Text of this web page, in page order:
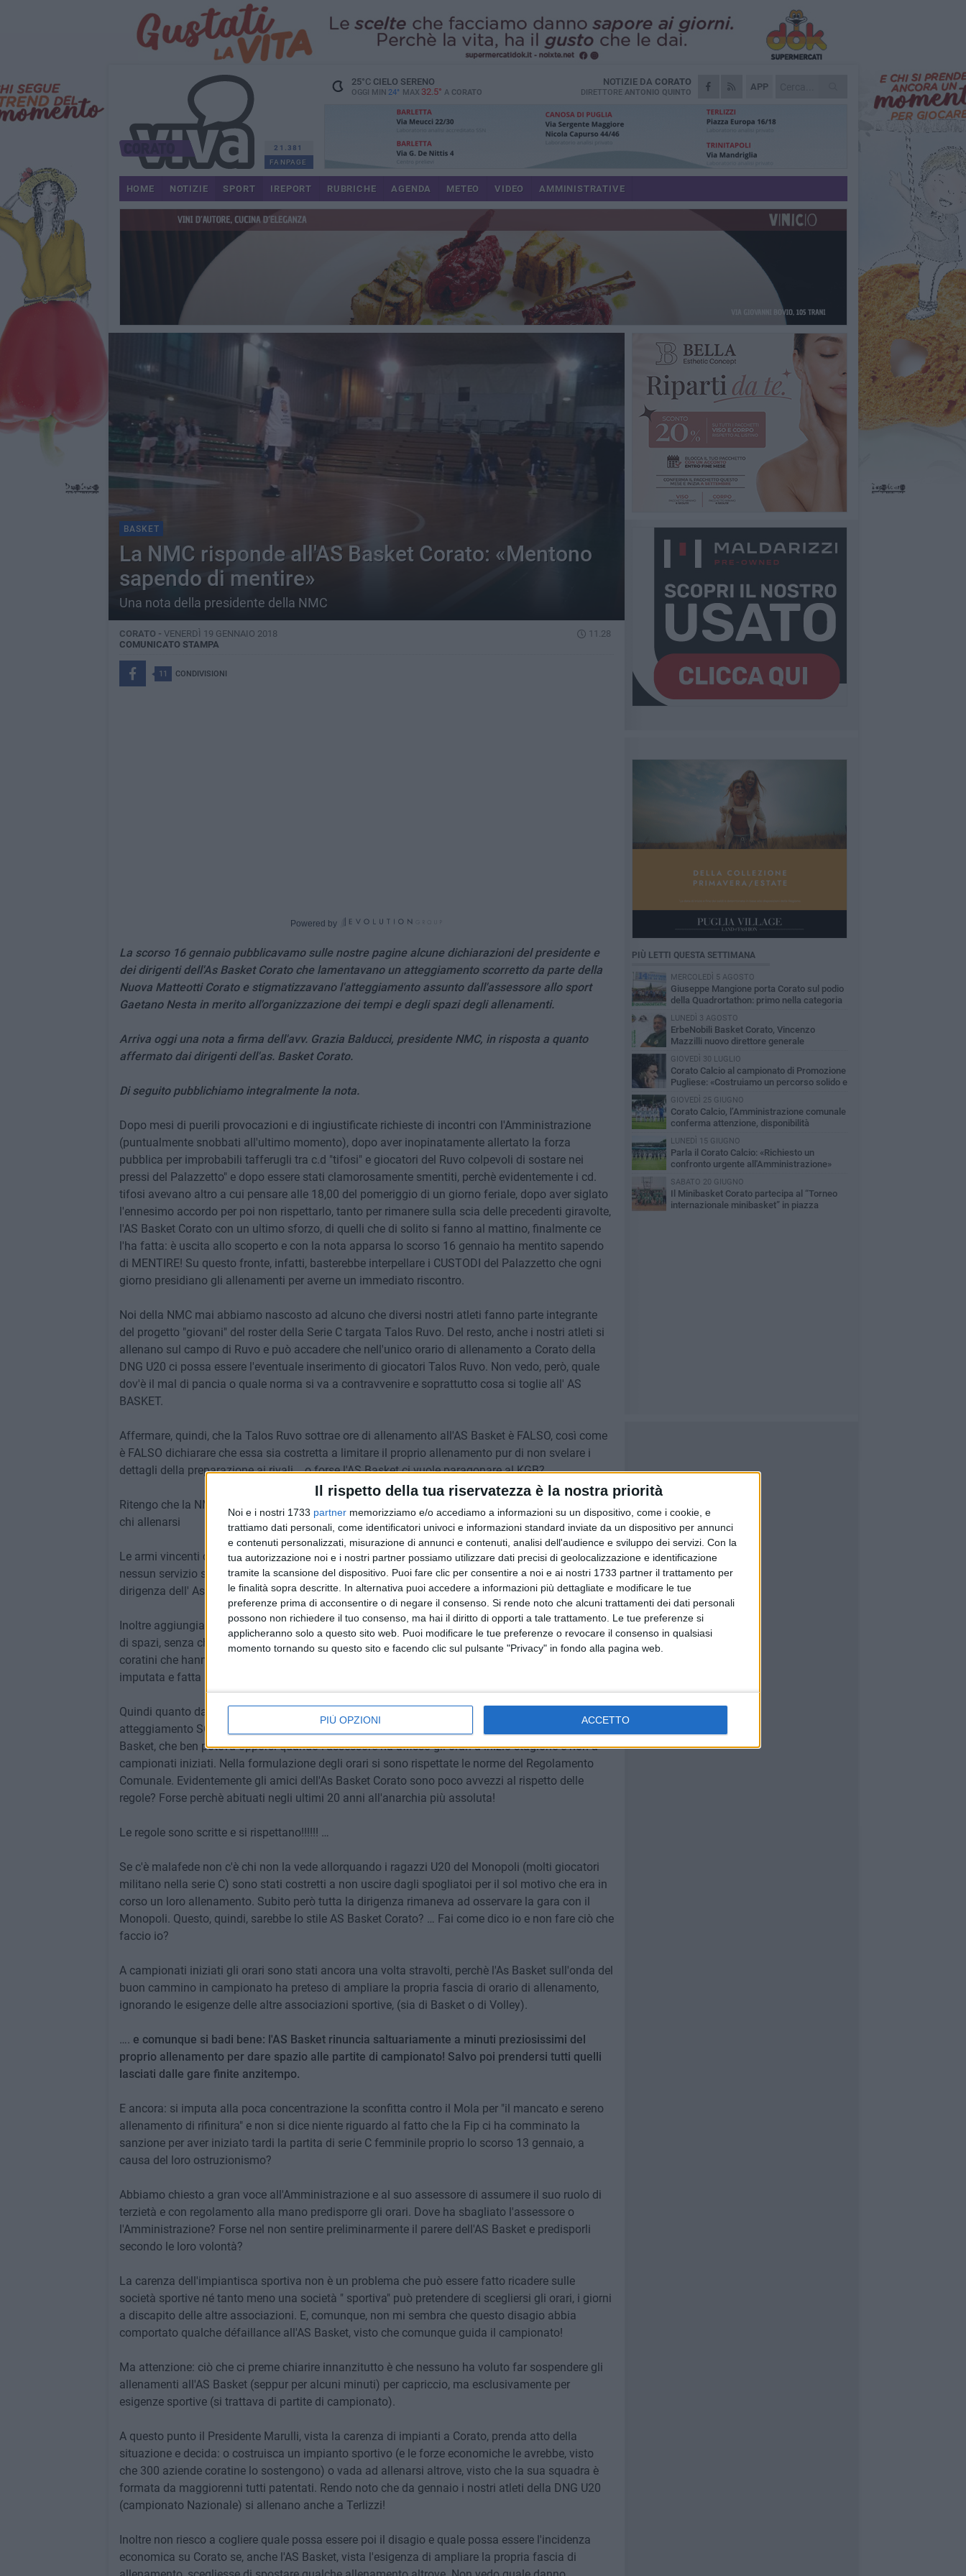
Il rispetto della tua riservatezza è la nostra priorità
Noi e i nostri 1733 partner memorizziamo e/o accediamo a informazioni su un dispositivo, come i cookie, e
trattiamo dati personali, come identificatori univoci e informazioni standard inviate da un dispositivo per annunci
e contenuti personalizzati, misurazione di annunci e contenuti, analisi dell'audience e sviluppo dei servizi. Con la
tua autorizzazione noi e i nostri partner possiamo utilizzare dati precisi di geolocalizzazione e identificazione
tramite la scansione del dispositivo. Puoi fare clic per consentire a noi e ai nostri 1733 partner il trattamento per
le finalità sopra descritte. In alternativa puoi accedere a informazioni più dettagliate e modificare le tue
preferenze prima di acconsentire o di negare il consenso. Si rende noto che alcuni trattamenti dei dati personali
possono non richiedere il tuo consenso, ma hai il diritto di opporti a tale trattamento. Le tue preferenze si
applicheranno solo a questo sito web. Puoi modificare le tue preferenze o revocare il consenso in qualsiasi
momento tornando su questo sito e facendo clic sul pulsante "Privacy" in fondo alla pagina web.
PIÙ OPZIONI ACCETTO
21.381
FANPAGE
25°CCIELO SERENO
OGGI MIN 24° MAX 32.5° A CORATO
APP
NOTIZIE DA CORATO
DIRETTORE ANTONIO QUINTO
HOME NOTIZIE SPORT IREPORT RUBRICHE AGENDA METEO VIDEO AMMINISTRATIVE
BASKET
La NMC risponde all'AS Basket Corato: «Mentono
sapendo di mentire»
Una nota della presidente della NMC
CORATO - VENERDÌ 19 GENNAIO 2018
11.28
COMUNICATO STAMPA
11 CONDIVISIONI
Powered by
La scorso 16 gennaio pubblicavamo sulle nostre pagine alcune dichiarazioni del presidente e
dei dirigenti dell'As Basket Corato che lamentavano un atteggiamento scorretto da parte della
Nuova Matteotti Corato e stigmatizzavano l'atteggiamento assunto dall'assessore allo sport
Gaetano Nesta in merito all'organizzazione dei tempi e degli spazi degli allenamenti.
Arriva oggi una nota a firma dell'avv. Grazia Balducci, presidente NMC, in risposta a quanto
affermato dai dirigenti dell'as. Basket Corato.
Di seguito pubblichiamo integralmente la nota.
Dopo mesi di puerili provocazioni e di ingiustificate richieste di incontri con l'Amministrazione
(puntualmente snobbati all'ultimo momento), dopo aver inopinatamente allertato la forza
pubblica per improbabili tafferugli tra c.d "tifosi" e giocatori del Ruvo colpevoli di sostare nei
pressi del Palazzetto" e dopo essere stati clamorosamente smentiti, perchè evidentemente i cd.
tifosi avevano altro a cui pensare alle 18,00 del pomeriggio di un giorno feriale, dopo aver siglato
l'ennesimo accordo per poi non rispettarlo, tanto per rimanere sulla scia delle precedenti giravolte,
l'AS Basket Corato con un ultimo sforzo, di quelli che di solito si fanno al mattino, finalmente ce
l'ha fatta: è uscita allo scoperto e con la nota apparsa lo scorso 16 gennaio ha mentito sapendo
di MENTIRE! Su questo fronte, infatti, basterebbe interpellare i CUSTODI del Palazzetto che ogni
giorno presidiano gli allenamenti per averne un immediato riscontro.
Noi della NMC mai abbiamo nascosto ad alcuno che diversi nostri atleti fanno parte integrante
del progetto "giovani" del roster della Serie C targata Talos Ruvo. Del resto, anche i nostri atleti si
allenano sul campo di Ruvo e può accadere che nell'unico orario di allenamento a Corato della
DNG U20 ci possa essere l'eventuale inserimento di giocatori Talos Ruvo. Non vedo, però, quale
dov'è il mal di pancia o quale norma si va a contravvenire e soprattutto cosa si toglie all' AS
BASKET.
Affermare, quindi, che la Talos Ruvo sottrae ore di allenamento all'AS Basket è FALSO, così come
è FALSO dichiarare che essa sia costretta a limitare il proprio allenamento pur di non svelare i
dettagli della preparazione ai rivali....o forse l'AS Basket ci vuole paragonare al KGB?
Ritengo che la NMC, così come la AS Basket Corato, abbiano il diritto di decidere liberamente con
chi allenarsi
Le armi vincenti delle due compagini potrebbero essere scoperte reciprocamente senza affidarsi a
nessun servizio segreto straniero. Basta fermarsi agli allenamenti DNG U20 (cosa che, del resto, la
dirigenza dell' As Basket fa regolarmente) e il dado è tratto.
Inoltre aggiungiamo che anche l'annata 2005 dei nostri giovanili si allena a Ruvo per mancanza
di spazi, senza che qualcuno abbia qualcosa da eccepire; anzi abbiamo incontrato genitori
coratini che hanno ben compreso che l'atavica carenza di impiantistica sportiva non può essere
imputata e fatta pagare ai ragazzi.
Quindi quanto da noi evidenziato su facebook non è stato altro che la DENUNCIA di un
atteggiamento SCORRETTO ( mai successo nella storia dello sport coratino) da parte dell'AS
Basket, che ben poteva opporsi quando l'assessore ha affisso gli orari a inizio stagione e non a
campionati iniziati. Nella formulazione degli orari si sono rispettate le norme del Regolamento
Comunale. Evidentemente gli amici dell'As Basket Corato sono poco avvezzi al rispetto delle
regole? Forse perchè abituati negli ultimi 20 anni all'anarchia più assoluta!
Le regole sono scritte e si rispettano!!!!!! …
Se c'è malafede non c'è chi non la vede allorquando i ragazzi U20 del Monopoli (molti giocatori
militano nella serie C) sono stati costretti a non uscire dagli spogliatoi per il sol motivo che era in
corso un loro allenamento. Subito però tutta la dirigenza rimaneva ad osservare la gara con il
Monopoli. Questo, quindi, sarebbe lo stile AS Basket Corato? … Fai come dico io e non fare ciò che
faccio io?
A campionati iniziati gli orari sono stati ancora una volta stravolti, perchè l'As Basket sull'onda del
buon cammino in campionato ha preteso di ampliare la propria fascia di orario di allenamento,
ignorando le esigenze delle altre associazioni sportive, (sia di Basket o di Volley).
…. e comunque si badi bene: l'AS Basket rinuncia saltuariamente a minuti preziosissimi del
proprio allenamento per dare spazio alle partite di campionato! Salvo poi prendersi tutti quelli
lasciati dalle gare finite anzitempo.
E ancora: si imputa alla poca concentrazione la sconfitta contro il Mola per "il mancato e sereno
allenamento di rifinitura" e non si dice niente riguardo al fatto che la Fip ci ha comminato la
sanzione per aver iniziato tardi la partita di serie C femminile proprio lo scorso 13 gennaio, a
causa del loro ostruzionismo?
Abbiamo chiesto a gran voce all'Amministrazione e al suo assessore di assumere il suo ruolo di
terzietà e con regolamento alla mano predisporre gli orari. Dove ha sbagliato l'assessore o
l'Amministrazione? Forse nel non sentire preliminarmente il parere dell'AS Basket e predisporli
secondo le loro volontà?
La carenza dell'impiantisca sportiva non è un problema che può essere fatto ricadere sulle
società sportive né tanto meno una società " sportiva" può pretendere di scegliersi gli orari, i giorni
a discapito delle altre associazioni. E, comunque, non mi sembra che questo disagio abbia
comportato qualche défaillance all'AS Basket, visto che comunque guida il campionato!
Ma attenzione: ciò che ci preme chiarire innanzitutto è che nessuno ha voluto far sospendere gli
allenamenti all'AS Basket (seppur per alcuni minuti) per capriccio, ma esclusivamente per
esigenze sportive (si trattava di partite di campionato).
A questo punto il Presidente Marulli, vista la carenza di impianti a Corato, prenda atto della
situazione e decida: o costruisca un impianto sportivo (e le forze economiche le avrebbe, visto
che 300 aziende coratine lo sostengono) o vada ad allenarsi altrove, visto che la sua squadra è
formata da maggiorenni tutti patentati. Rendo noto che da gennaio i nostri atleti della DNG U20
(campionato Nazionale) si allenano anche a Terlizzi!
Inoltre non riesco a cogliere quale possa essere poi il disagio e quale possa essere l'incidenza
economica su Corato se, anche l'AS Basket, vista l'esigenza di ampliare la propria fascia di
PIÙ LETTI QUESTA SETTIMANA
MERCOLEDÌ 5 AGOSTO
Giuseppe Mangione porta Corato sul podio
della Quadrortathon: primo nella categoria
LUNEDÌ 3 AGOSTO
ErbeNobili Basket Corato, Vincenzo
Mazzilli nuovo direttore generale
GIOVEDÌ 30 LUGLIO
Corato Calcio al campionato di Promozione
Pugliese: «Costruiamo un percorso solido e
duraturo»
GIOVEDÌ 25 GIUGNO
Corato Calcio, l’Amministrazione comunale
conferma attenzione, disponibilità
responsabilità per il futuro del calcio cittadino
LUNEDÌ 15 GIUGNO
Parla il Corato Calcio: «Richiesto un
confronto urgente all'Amministrazione»
SABATO 20 GIUGNO
Il Minibasket Corato partecipa al “Torneo
internazionale minibasket” in piazza